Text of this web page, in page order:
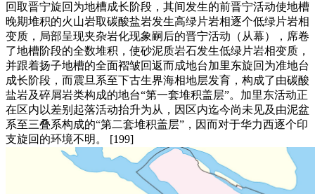
回取晋宁旋回为地槽成长阶段，其间发生的前晋宁活动使地槽
晚期堆积的火山岩取碳酸盐岩发生高绿片岩相逐个低绿片岩相
变质，局部呈现夹杂岩化现象嗣后的晋宁活动（从幕），席卷
了地槽阶段的全数堆积，使砂泥质岩石发生低绿片岩相变质，
并跟着扬子地槽的全面褶皱回返而成地台加里东旋回为准地台
成长阶段，而震旦系至下古生界海相地层发育，构成了由碳酸
盐岩及碎屑岩类构成的地台“第一套堆积盖层”。加里东活动正
在区内以差别起落活动抬升为从，因区内迄今尚未见及由泥盆
系至三叠系构成的“第二套堆积盖层”，因而对于华力西逐个印
支旋回的环境不明。 [199]